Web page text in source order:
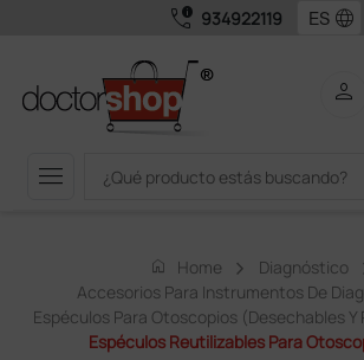
call_quality 934922119 language
menu
person
home Home
Diagnóstico
Accesorios Para Instrumentos De
Espéculos Para Otoscopios (desechables Y
Espéculos Reutilizables Para